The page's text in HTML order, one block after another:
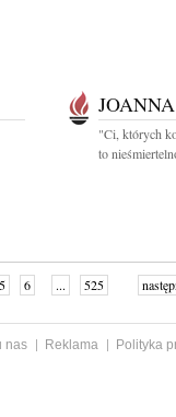
"Ci, których
to
5 6 ... 525
nas Reklama
Polityka